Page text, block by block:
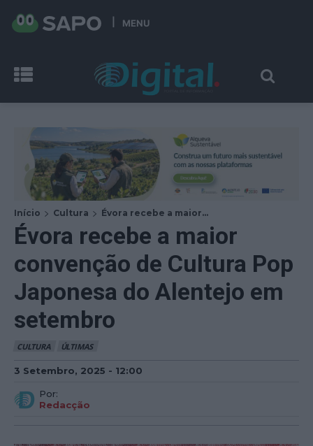
MENU
Início Cultura Évora recebe a maior...
Évora recebe a maior
convenção de Cultura Pop
Japonesa do Alentejo em
setembro
CULTURA ÚLTIMAS
3 Setembro, 2025 - 12:00
Por:
Redacção